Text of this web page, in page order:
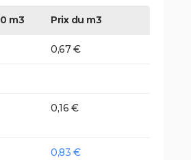
m3 Prix du m3
0,67 €
0,16 €
0,83 €